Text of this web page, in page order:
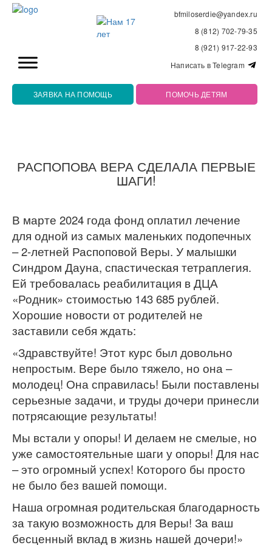
bfmiloserdie@yandex.ru
8 (812) 702-79-35
8 (921) 917-22-93
Написать в Telegram
ЗАЯВКА НА ПОМОЩЬ ПОМОЧЬ ДЕТЯМ
РАСПОПОВА ВЕРА СДЕЛАЛА ПЕРВЫЕ
ШАГИ!
В марте 2024 года фонд оплатил лечение
для одной из самых маленьких подопечных
– 2-летней Распоповой Веры. У малышки
Синдром Дауна, спастическая тетраплегия.
Ей требовалась реабилитация в ДЦА
«Родник» стоимостью 143 685 рублей.
Хорошие новости от родителей не
заставили себя ждать:
«Здравствуйте! Этот курс был довольно
непростым. Вере было тяжело, но она –
молодец! Она справилась! Были поставлены
серьезные задачи, и труды дочери принесли
потрясающие результаты!
Мы встали у опоры! И делаем не смелые, но
уже самостоятельные шаги у опоры! Для нас
– это огромный успех! Которого бы просто
не было без вашей помощи.
Наша огромная родительская благодарность
за такую возможность для Веры! За ваш
бесценный вклад в жизнь нашей дочери!»